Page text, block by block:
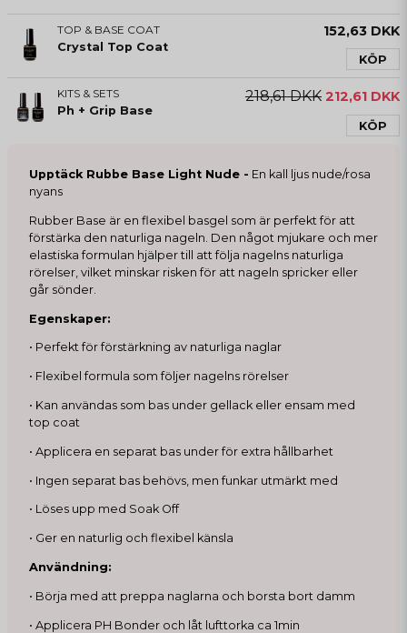
TOP & BASE COAT
Crystal Top Coat
152,63 DKK
KÖP
KITS & SETS
Ph + Grip Base
218,61 DKK 212,61 DKK
KÖP
Upptäck Rubbe Base Light Nude - En kall ljus nude/rosa
nyans
Rubber Base är en flexibel basgel som är perfekt för att
förstärka den naturliga nageln. Den något mjukare och mer
elastiska formulan hjälper till att följa nagelns naturliga
rörelser, vilket minskar risken för att nageln spricker eller
går sönder.
Egenskaper:
• Perfekt för förstärkning av naturliga naglar
• Flexibel formula som följer nagelns rörelser
• Kan användas som bas under gellack eller ensam med
top coat
• Applicera en separat bas under för extra hållbarhet
• Ingen separat bas behövs, men funkar utmärkt med
• Löses upp med Soak Off
• Ger en naturlig och flexibel känsla
Användning:
• Börja med att preppa naglarna och borsta bort damm
• Applicera PH Bonder och låt lufttorka ca 1min